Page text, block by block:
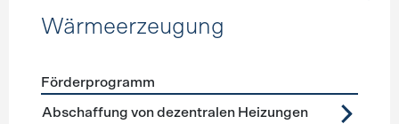
Wärmeerzeugung
Förderprogramme Wärmeerzeugung
Förderprogramm
Abschaffung von dezentralen Heizungen